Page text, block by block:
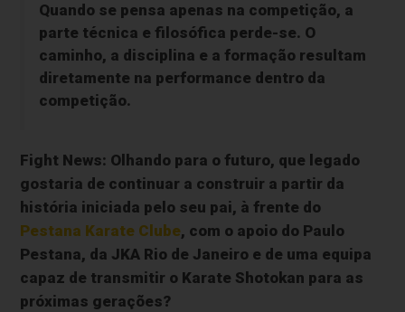
Quando se pensa apenas na competição, a
parte técnica e filosófica perde-se. O
caminho, a disciplina e a formação resultam
diretamente na performance dentro da
competição.
Fight News: Olhando para o futuro, que legado
gostaria de continuar a construir a partir da
história iniciada pelo seu pai, à frente do
Pestana Karate Clube, com o apoio do Paulo
Pestana, da JKA Rio de Janeiro e de uma equipa
capaz de transmitir o Karate Shotokan para as
próximas gerações?